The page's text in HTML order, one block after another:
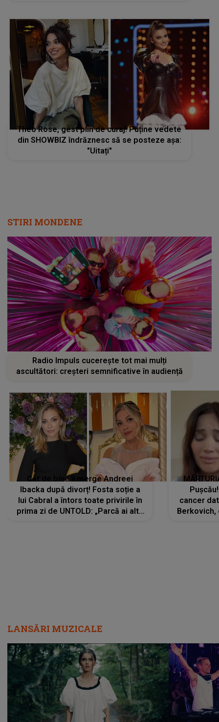
Theo Rose, gest plin de curaj! Puține vedete
din SHOWBIZ îndrăznesc să se posteze așa:
"Uitați"
STIRI MONDENE
Radio Impuls cucerește tot mai mulți
ascultători: creșteri semnificative în audiență
Cât de bine îi merge Andreei
Ibacka după divorț! Fosta soție a
lui Cabral a întors toate privirile în
prima zi de UNTOLD: „Parcă ai altă
cancer
Berkovich,
LANSĂRI MUZICALE